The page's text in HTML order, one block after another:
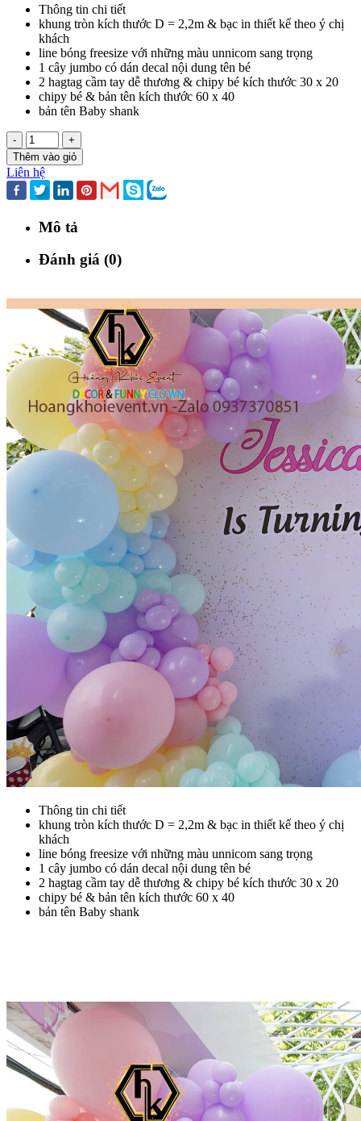
Thông tin chi tiết
khung tròn kích thước D = 2,2m & bạc in thiết kế theo ý chị
khách
line bóng freesize với những màu unnicom sang trọng
1 cây jumbo có dán decal nội dung tên bé
2 hagtag cầm tay dễ thương & chipy bé kích thước 30 x 20
chipy bé & bản tên kích thước 60 x 40
bản tên Baby shank
-
+
Thêm vào giỏ
Liên hệ
Mô tả
Đánh giá (0)
Thông tin chi tiết
khung tròn kích thước D = 2,2m & bạc in thiết kế theo ý chị
khách
line bóng freesize với những màu unnicom sang trọng
1 cây jumbo có dán decal nội dung tên bé
2 hagtag cầm tay dễ thương & chipy bé kích thước 30 x 20
chipy bé & bản tên kích thước 60 x 40
bản tên Baby shank